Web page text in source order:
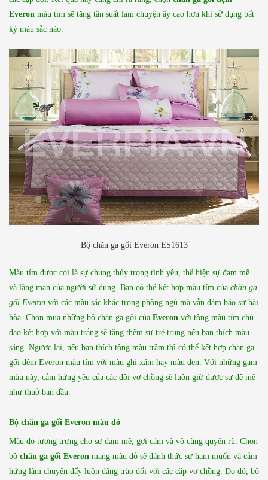
Everon màu tím sẽ tăng tần suất làm chuyện ấy cao hơn khi sử dụng bất
kỳ màu sắc nào.
Bộ chăn ga gối Everon ES1613
Màu tím được coi là sự chung thủy trong tình yêu, thể hiện sự đam mê
và lãng mạn của người sử dụng. Bạn có thể kết hợp màu tím của chăn ga
gối Everon với các màu sắc khác trong phòng ngủ mà vẫn đảm bảo sự hài
hòa. Chọn mua những bộ chăn ga gối của Everon với tông màu tím chủ
đạo kết hợp với màu trắng sẽ tăng thêm sự trẻ trung nếu bạn thích màu
sáng. Ngược lại, nếu bạn thích tông màu trầm thì có thể kết hợp chăn ga
gối đệm Everon màu tím với màu ghi xám hay màu đen. Với những gam
màu này, cảm hứng yêu của các đôi vợ chồng sẽ luôn giữ được sự đê mê
như thuở ban đầu.
Bộ chăn ga gối Everon màu đỏ
Màu đỏ tượng trưng cho sự đam mê, gợi cảm và vô cùng quyến rũ. Chọn
bộ chăn ga gối Everon mang màu đỏ sẽ đánh thức sự ham muốn và cảm
hứng làm chuyện đấy luôn dâng trào đối với các cặp vợ chồng. Do đó, bộ